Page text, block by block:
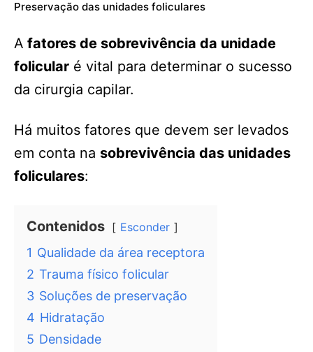
Preservação das unidades foliculares
A fatores de sobrevivência da unidade
folicular é vital para determinar o sucesso
da cirurgia capilar.
Há muitos fatores que devem ser levados
em conta na sobrevivência das unidades
foliculares:
Contenidos Esconder
1 Qualidade da área receptora
2 Trauma físico folicular
3 Soluções de preservação
4 Hidratação
5 Densidade